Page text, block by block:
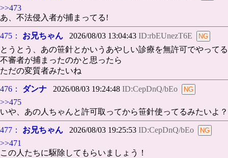
>>473
あ、不法侵入者が捕まってる!
475： お兄ちゃん 2026/08/03 13:04:43 ID:rbEUnezT6E
とうとう、あの笹針とかいうあやしい診療を無許可でやってる
不審者が捕まったのかと思ったら
ただの変質者みたいね
476： ダンナ 2026/08/03 19:24:48 ID:CepDnQ/bEo
>>475
いや、あの人ちゃんと許可取ってから笹針使ってるみたいよ？
477： お兄ちゃん 2026/08/03 19:25:53 ID:CepDnQ/bEo
>>471
この人たちに駆除してもらいましょう！